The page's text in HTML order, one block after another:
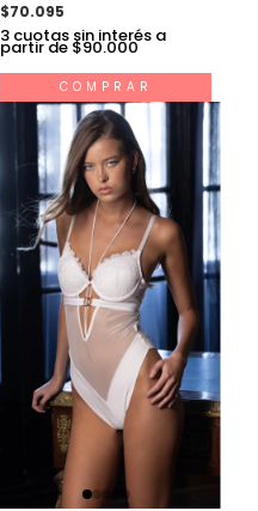
$70.095
3 cuotas sin interés a
partir de $90.000
COMPRAR